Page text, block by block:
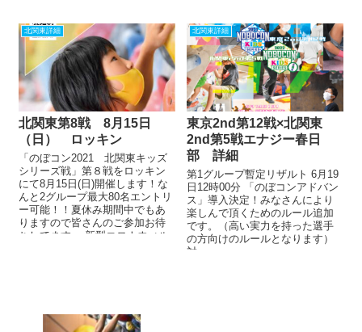
北関東詳細
北関東第8戦 8月15日
（日） ロッキン
「のぼコン2021 北関東キッズ
シリーズ戦」第８戦をロッキン
にて8月15日(日)開催します！な
んと2グループ最大80名エントリ
ー可能！！夏休み期間中でもあ
りますので皆さんのご参加お待
ちしてます。 新型コロナウィル
北関東詳細
東京2nd第12戦×北関東
2nd第5戦エナジー春日
部 詳細
第1グループ暫定リザルト 6月19
日12時00分 「のぼコンアドバン
ス」導入決定！みなさんにより
楽しんで頂くためのルール追加
です。（高い実力を持った選手
の方向けのルールとなります）
対...